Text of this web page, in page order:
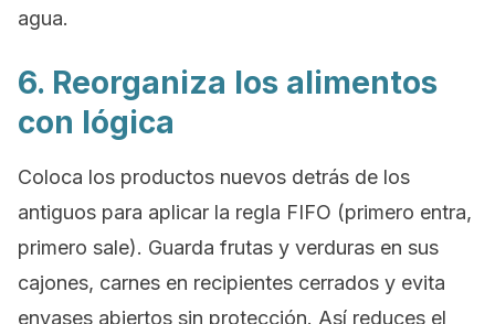
agua.
6. Reorganiza los alimentos
con lógica
Coloca los productos nuevos detrás de los
antiguos para aplicar la regla FIFO (primero entra,
primero sale). Guarda frutas y verduras en sus
cajones, carnes en recipientes cerrados y evita
envases abiertos sin protección. Así reduces el